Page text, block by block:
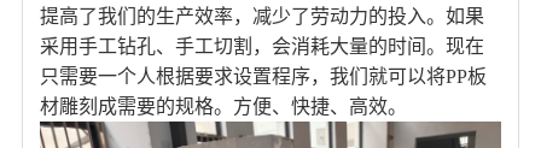
提高了我们的生产效率，减少了劳动力的投入。如果
采用手工钻孔、手工切割，会消耗大量的时间。现在
只需要一个人根据要求设置程序，我们就可以将PP板
材雕刻成需要的规格。方便、快捷、高效。